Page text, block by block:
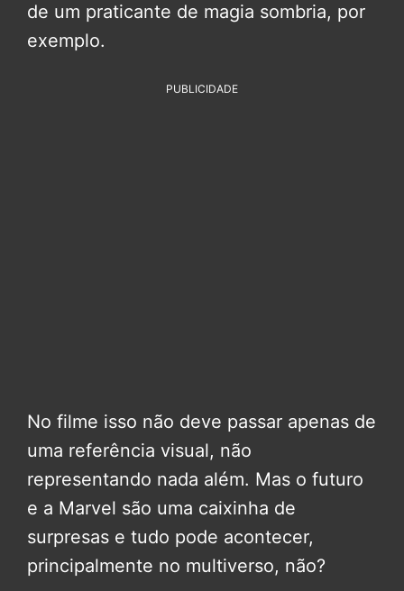
de um praticante de magia sombria, por
exemplo.
PUBLICIDADE
No filme isso não deve passar apenas de
uma referência visual, não
representando nada além. Mas o futuro
e a Marvel são uma caixinha de
surpresas e tudo pode acontecer,
principalmente no multiverso, não?